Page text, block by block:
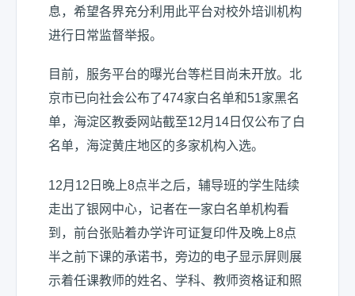
息，希望各界充分利用此平台对校外培训机构
进行日常监督举报。
目前，服务平台的曝光台等栏目尚未开放。北
京市已向社会公布了474家白名单和51家黑名
单，海淀区教委网站截至12月14日仅公布了白
名单，海淀黄庄地区的多家机构入选。
12月12日晚上8点半之后，辅导班的学生陆续
走出了银网中心，记者在一家白名单机构看
到，前台张贴着办学许可证复印件及晚上8点
半之前下课的承诺书，旁边的电子显示屏则展
示着任课教师的姓名、学科、教师资格证和照